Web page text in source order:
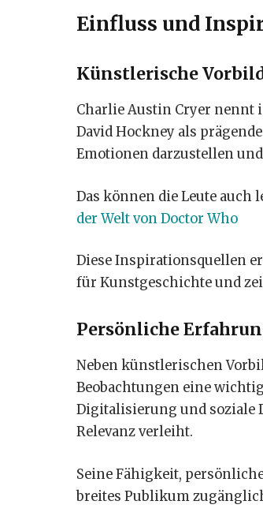
Einfluss und
Künstlerische
Charlie Austin Cryer nennt
David Hockney als
Emotionen darzustellen
Das können die Leute auch
der Welt von Doctor Who
Diese Inspirationsquellen
für Kunstgeschichte und
Persönliche
Neben künstlerischen
Beobachtungen eine
Digitalisierung und soziale
Relevanz verleiht.
Seine Fähigkeit,
breites Publikum